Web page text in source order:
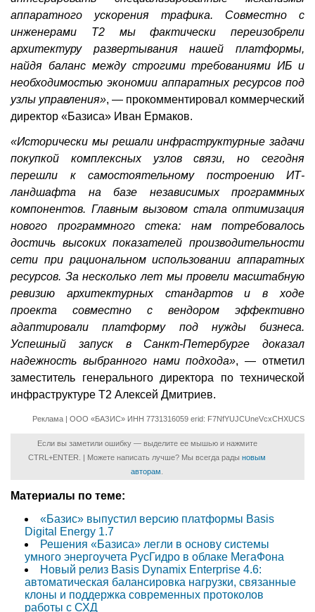
аппаратного ускорения трафика. Совместно с
инженерами Т2 мы фактически переизобрели
архитектуру развертывания нашей платформы,
найдя баланс между строгими требованиями ИБ и
необходимостью экономии аппаратных ресурсов под
узлы управления», — прокомментировал коммерческий
директор «Базиса» Иван Ермаков.
«Исторически мы решали инфраструктурные задачи
покупкой комплексных узлов связи, но сегодня
перешли к самостоятельному построению ИТ-
ландшафта на базе независимых программных
компонентов. Главным вызовом стала оптимизация
нового программного стека: нам потребовалось
достичь высоких показателей производительности
сети при рациональном использовании аппаратных
ресурсов. За несколько лет мы провели масштабную
ревизию архитектурных стандартов и в ходе
проекта совместно с вендором эффективно
адаптировали платформу под нужды бизнеса.
Успешный запуск в Санкт-Петербурге доказал
надежность выбранного нами подхода», — отметил
заместитель генерального директора по технической
инфраструктуре Т2 Алексей Дмитриев.
Реклама | ООО «БАЗИС» ИНН 7731316059 erid: F7NfYUJCUneVcxCHXUCS
Если вы заметили ошибку — выделите ее мышью и нажмите
CTRL+ENTER. | Можете написать лучше? Мы всегда рады новым
авторам
Материалы по теме:
«Базис» выпустил версию платформы Basis
Digital Energy 1.7
Решения «Базиса» легли в основу системы
умного энергоучета РусГидро в облаке МегаФона
Новый релиз Basis Dynamix Enterprise 4.6:
автоматическая балансировка нагрузки, связанные
клоны и поддержка современных протоколов
работы с СХД